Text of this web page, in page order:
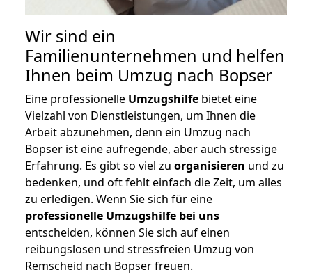
Wir sind ein
Familienunternehmen und helfen
Ihnen beim Umzug nach Bopser
Eine professionelle Umzugshilfe bietet eine
Vielzahl von Dienstleistungen, um Ihnen die
Arbeit abzunehmen, denn ein Umzug nach
Bopser ist eine aufregende, aber auch stressige
Erfahrung. Es gibt so viel zu organisieren und zu
bedenken, und oft fehlt einfach die Zeit, um alles
zu erledigen. Wenn Sie sich für eine
professionelle Umzugshilfe bei uns
entscheiden, können Sie sich auf einen
reibungslosen und stressfreien Umzug von
Remscheid nach Bopser freuen.